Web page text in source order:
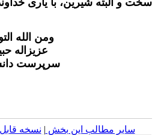
و البته شیرین، با یاری
ومن الله
عزیزاله
سرپرست
سایر مطالب این بخش | نسخه